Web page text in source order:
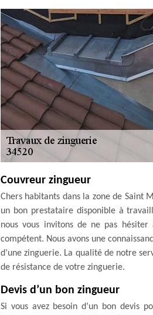
Couvreur zingueur
Chers habitants dans la zone de Saint
un bon prestataire disponible à
nous vous invitons de ne pas
compétent. Nous avons une
d’une zinguerie. La qualité de notre
de résistance de votre zinguerie.
Devis d’un bon zingueur
Si vous avez besoin d’un bon devis